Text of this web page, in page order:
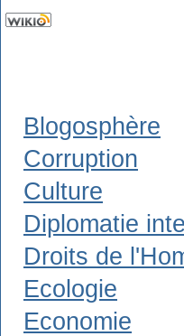
Blogosphère
Corruption
Culture
Diplomatie
Droits de
Ecologie
Economie